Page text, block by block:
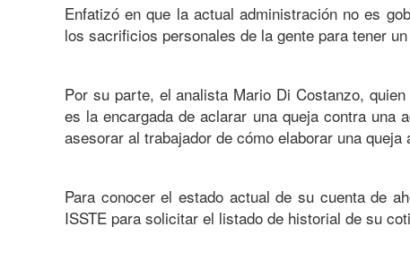
Enfatizó en que la actual administración no es
los sacrificios personales de la gente para tener
Por su parte, el analista Mario Di Costanzo,
es la encargada de aclarar una queja contra una
asesorar al trabajador de cómo elaborar una queja
Para conocer el estado actual de su cuenta de
ISSTE para solicitar el listado de historial de su